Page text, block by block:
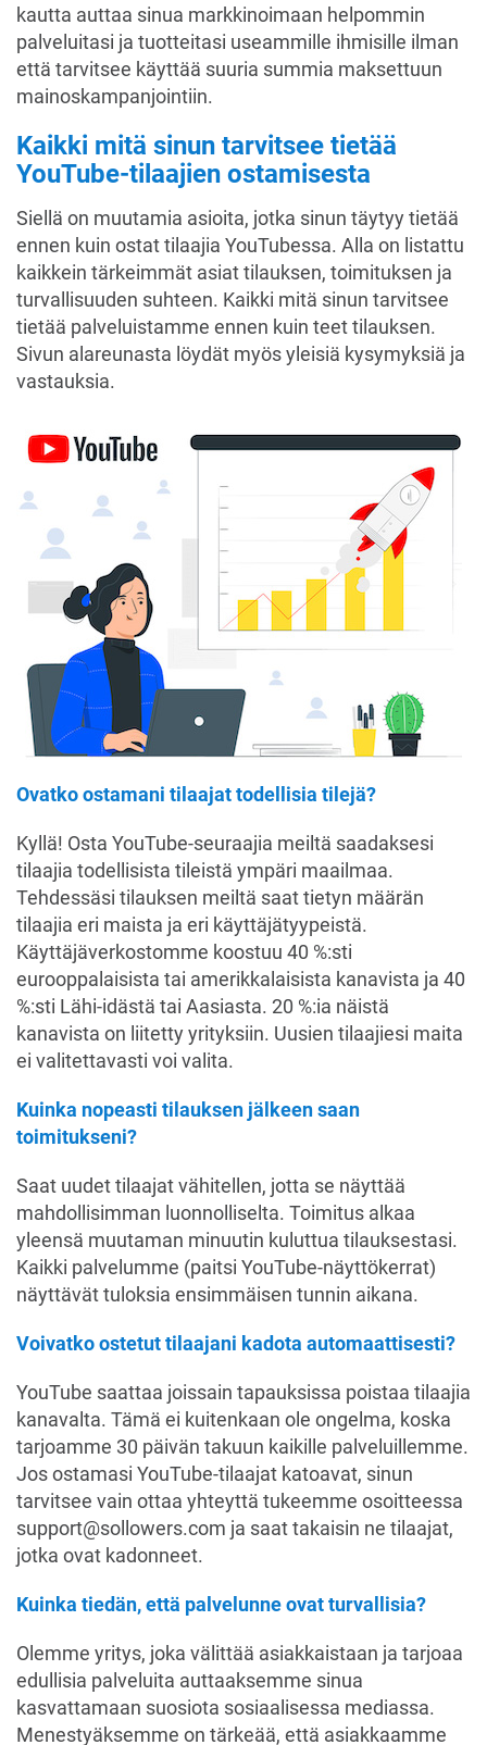
kautta auttaa sinua markkinoimaan helpommin
palveluitasi ja tuotteitasi useammille ihmisille ilman
että tarvitsee käyttää suuria summia maksettuun
mainoskampanjointiin.
Kaikki mitä sinun tarvitsee tietää
YouTube-tilaajien ostamisesta
Siellä on muutamia asioita, jotka sinun täytyy tietää
ennen kuin ostat tilaajia YouTubessa. Alla on listattu
kaikkein tärkeimmät asiat tilauksen, toimituksen ja
turvallisuuden suhteen. Kaikki mitä sinun tarvitsee
tietää palveluistamme ennen kuin teet tilauksen.
Sivun alareunasta löydät myös yleisiä kysymyksiä ja
vastauksia.
Ovatko ostamani tilaajat todellisia tilejä?
Kyllä! Osta YouTube-seuraajia meiltä saadaksesi
tilaajia todellisista tileistä ympäri maailmaa.
Tehdessäsi tilauksen meiltä saat tietyn määrän
tilaajia eri maista ja eri käyttäjätyypeistä.
Käyttäjäverkostomme koostuu 40 %:sti
eurooppalaisista tai amerikkalaisista kanavista ja 40
%:sti Lähi-idästä tai Aasiasta. 20 %:ia näistä
kanavista on liitetty yrityksiin. Uusien tilaajiesi maita
ei valitettavasti voi valita.
Kuinka nopeasti tilauksen jälkeen saan
toimitukseni?
Saat uudet tilaajat vähitellen, jotta se näyttää
mahdollisimman luonnolliselta. Toimitus alkaa
yleensä muutaman minuutin kuluttua tilauksestasi.
Kaikki palvelumme (paitsi YouTube-näyttökerrat)
näyttävät tuloksia ensimmäisen tunnin aikana.
Voivatko ostetut tilaajani kadota automaattisesti?
YouTube saattaa joissain tapauksissa poistaa tilaajia
kanavalta. Tämä ei kuitenkaan ole ongelma, koska
tarjoamme 30 päivän takuun kaikille palveluillemme.
Jos ostamasi YouTube-tilaajat katoavat, sinun
tarvitsee vain ottaa yhteyttä tukeemme osoitteessa
support@sollowers.com ja saat takaisin ne tilaajat,
jotka ovat kadonneet.
Kuinka tiedän, että palvelunne ovat turvallisia?
Olemme yritys, joka välittää asiakkaistaan ja tarjoaa
edullisia palveluita auttaaksemme sinua
kasvattamaan suosiota sosiaalisessa mediassa.
Menestyäksemme on tärkeää, että asiakkaamme